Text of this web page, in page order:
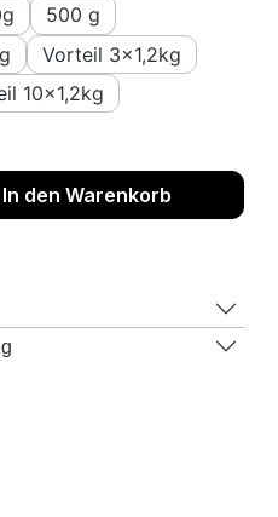
500 g
Vorteil 3x1,2kg
10x1,2kg
den gewünschten
In den Warenkorb